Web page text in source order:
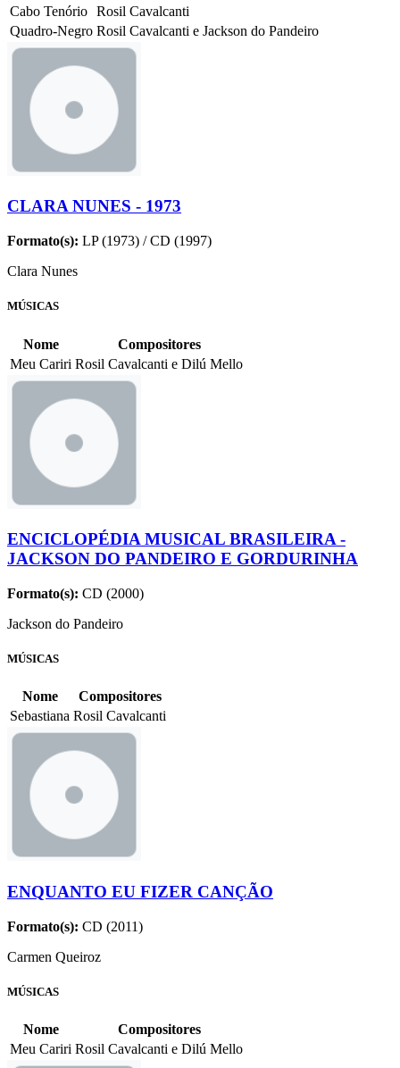
Cabo Tenório Rosil Cavalcanti
Quadro-Negro Rosil Cavalcanti e Jackson do Pandeiro
CLARA NUNES - 1973
Formato(s): LP (1973) / CD (1997)
Clara Nunes
MÚSICAS
Nome
Compositores
Meu Cariri Rosil Cavalcanti e Dilú Mello
ENCICLOPÉDIA MUSICAL BRASILEIRA -
JACKSON DO PANDEIRO E GORDURINHA
Formato(s): CD (2000)
Jackson do Pandeiro
MÚSICAS
Nome
Compositores
Sebastiana Rosil Cavalcanti
ENQUANTO EU FIZER CANÇÃO
Formato(s): CD (2011)
Carmen Queiroz
MÚSICAS
Nome
Compositores
Meu Cariri Rosil Cavalcanti e Dilú Mello